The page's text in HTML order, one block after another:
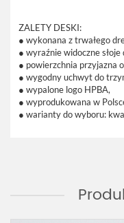
ZALETY DESKI:
● wykonana z trwałego
● wyraźnie widoczne słoje
● powierzchnia przyjazna
● wygodny uchwyt do
● wypalone logo HPBA,
● wyprodukowana w
● warianty do wyboru: